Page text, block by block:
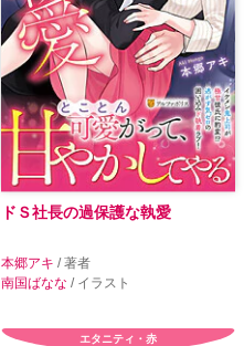
ドＳ社長の過保護な執愛
本郷アキ / 著者
南国ばなな / イラスト
エタニティ・赤